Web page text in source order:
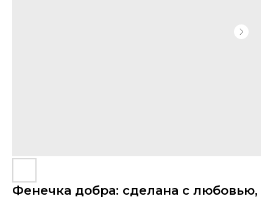
Фенечка добра: сделана с любовью,